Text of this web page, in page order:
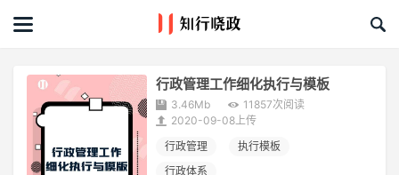
首页
文章
课程&活动
资料库
行政管理工作细化执行与模板
3.46Mb
11857次阅读
2020-09-08上传
行政管理
执行模板
行政体系